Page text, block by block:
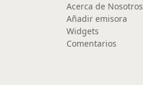
Acerca de Nosotros
Añadir emisora
Widgets
Comentarios